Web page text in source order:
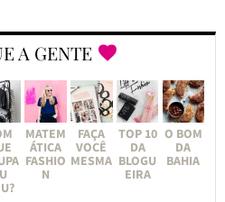
A GENTE
MATEM
ÁTICA
FASHIO
N
FAÇA
VOCÊ
MESMA
TOP 10
DA
BLOGU
EIRA
O BOM
DA
BAHIA